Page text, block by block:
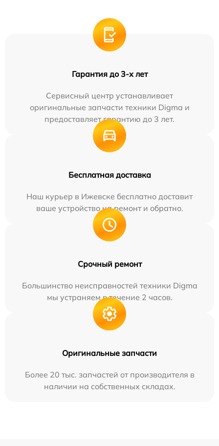
Гарантия до 3-х лет
Сервисный центр устанавливает
оригинальные запчасти техники Digma и
предоставляет гарантию до 3 лет.
Бесплатная доставка
Наш курьер в Ижевске бесплатно доставит
ваше устройство на ремонт и обратно.
Срочный ремонт
Большинство неисправностей техники Digma
мы устраняем в течение 2 часов.
Оригинальные запчасти
Более 20 тыс. запчастей от производителя в
наличии на собственных складах.